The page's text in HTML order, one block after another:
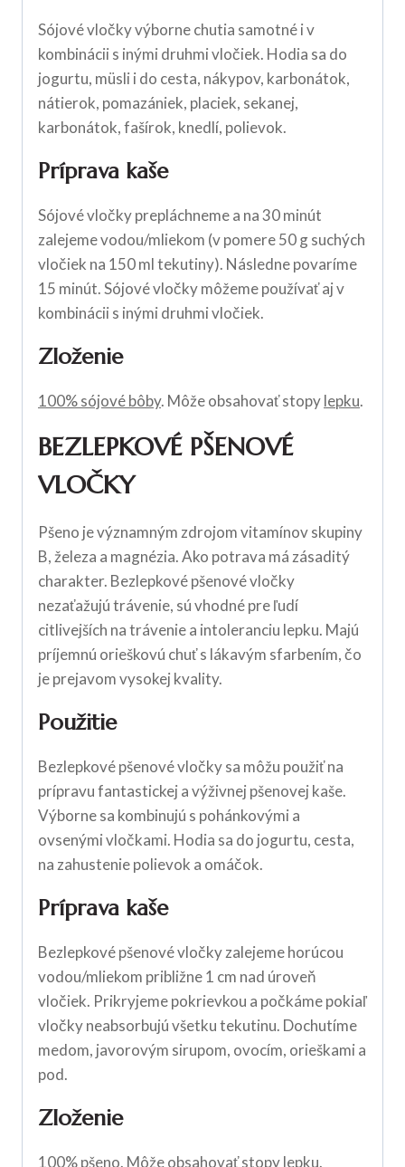
Sójové vločky výborne chutia samotné i v
kombinácii s inými druhmi vločiek. Hodia sa do
jogurtu, müsli i do cesta, nákypov, karbonátok,
nátierok, pomazániek, placiek, sekanej,
karbonátok, fašírok, knedlí, polievok.
Príprava kaše
Sójové vločky prepláchneme a na 30 minút
zalejeme vodou/mliekom (v pomere 50 g suchých
vločiek na 150 ml tekutiny). Následne povaríme
15 minút. Sójové vločky môžeme používať aj v
kombinácii s inými druhmi vločiek.
Zloženie
100% sójové bôby. Môže obsahovať stopylepku.
BEZLEPKOVÉ PŠENOVÉ
VLOČKY
Pšeno je významným zdrojom vitamínov skupiny
B, železa a magnézia. Ako potrava má zásaditý
charakter. Bezlepkové pšenové vločky
nezaťažujú trávenie, sú vhodné pre ľudí
citlivejších na trávenie a intoleranciu lepku. Majú
príjemnú orieškovú chuť s lákavým sfarbením, čo
je prejavom vysokej kvality.
Použitie
Bezlepkové pšenové vločky sa môžu použiť na
prípravu fantastickej a výživnej pšenovej kaše.
Výborne sa kombinujú s pohánkovými a
ovsenými vločkami. Hodia sa do jogurtu, cesta,
na zahustenie polievok a omáčok.
Príprava kaše
Bezlepkové pšenové vločky zalejeme horúcou
vodou/mliekom približne 1 cm nad úroveň
vločiek. Prikryjeme pokrievkou a počkáme pokiaľ
vločky neabsorbujú všetku tekutinu. Dochutíme
medom, javorovým sirupom, ovocím, orieškami a
pod.
Zloženie
100% pšeno. Môže obsahovať stopylepku.